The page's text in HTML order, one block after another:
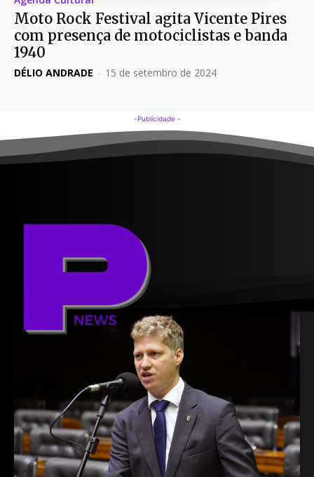
Moto Rock Festival agita Vicente Pires
com presença de motociclistas e banda
1940
DÉLIO ANDRADE - 15 de setembro de 2024
-Publicidade -